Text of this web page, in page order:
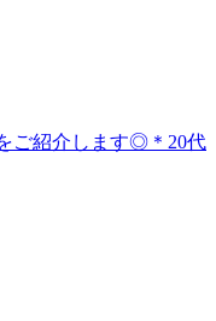
ご紹介します◎＊20代